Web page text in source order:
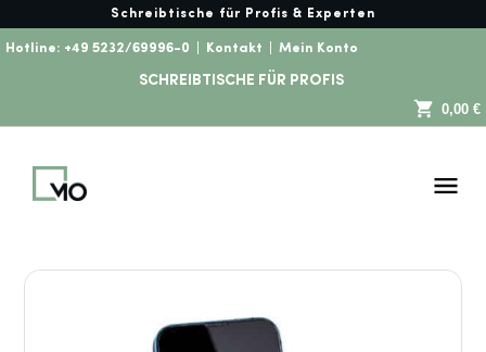
Schreibtische für Profis & Experten
Hotline: +49 5232/69996-0 Kontakt Mein Konto
SCHREIBTISCHE FÜR PROFIS
0,00 €